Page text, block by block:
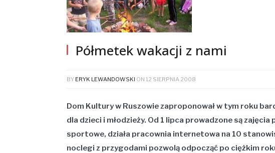
Półmetek wakacji z nami
BY ERYK LEWANDOWSKI ON 12 SIERPNIA 2008
Dom Kultury w Ruszowie zaproponował w tym roku
dla dzieci i młodzieży. Od 1 lipca prowadzone są
sportowe, działa pracownia internetowa na 10
noclegi z przygodami pozwolą odpocząć po ciężkim